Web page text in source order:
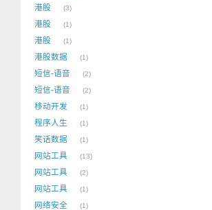
港股 3
港股 1
港股 1
港股数据 1
短信-语音 2
短信-语音 2
移动开发 1
程序人生 1
笑话数据 1
网站工具 13
网站工具 2
网站工具 1
网络安全 1